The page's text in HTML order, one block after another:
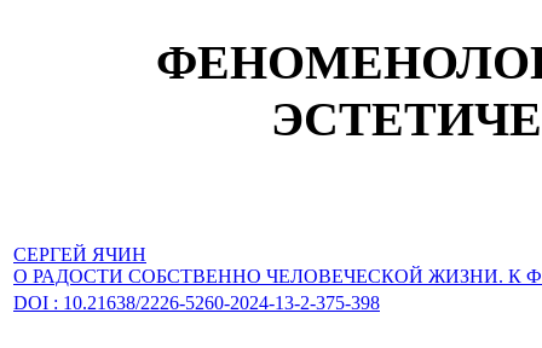
СЕРГЕЙ ЯЧИН
О РАДОСТИ СОБСТВЕННО ЧЕЛОВЕЧЕСКОЙ ЖИЗНИ.
DOI : 10.21638/2226-5260-2024-13-2-375-398